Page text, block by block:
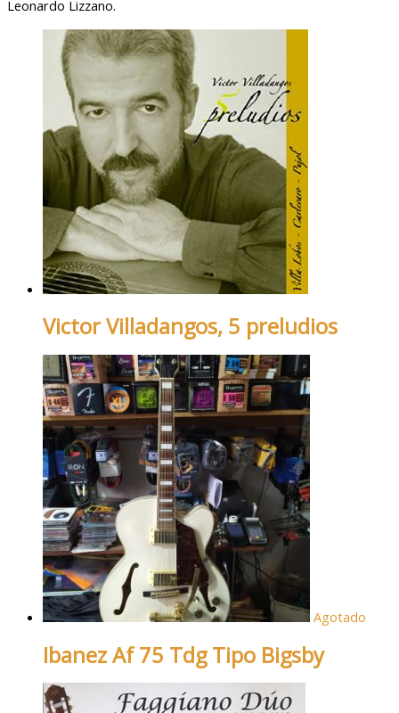
Leonardo Lizzano.
Victor Villadangos, 5 preludios
Agotado
Ibanez Af 75 Tdg Tipo Bigsby